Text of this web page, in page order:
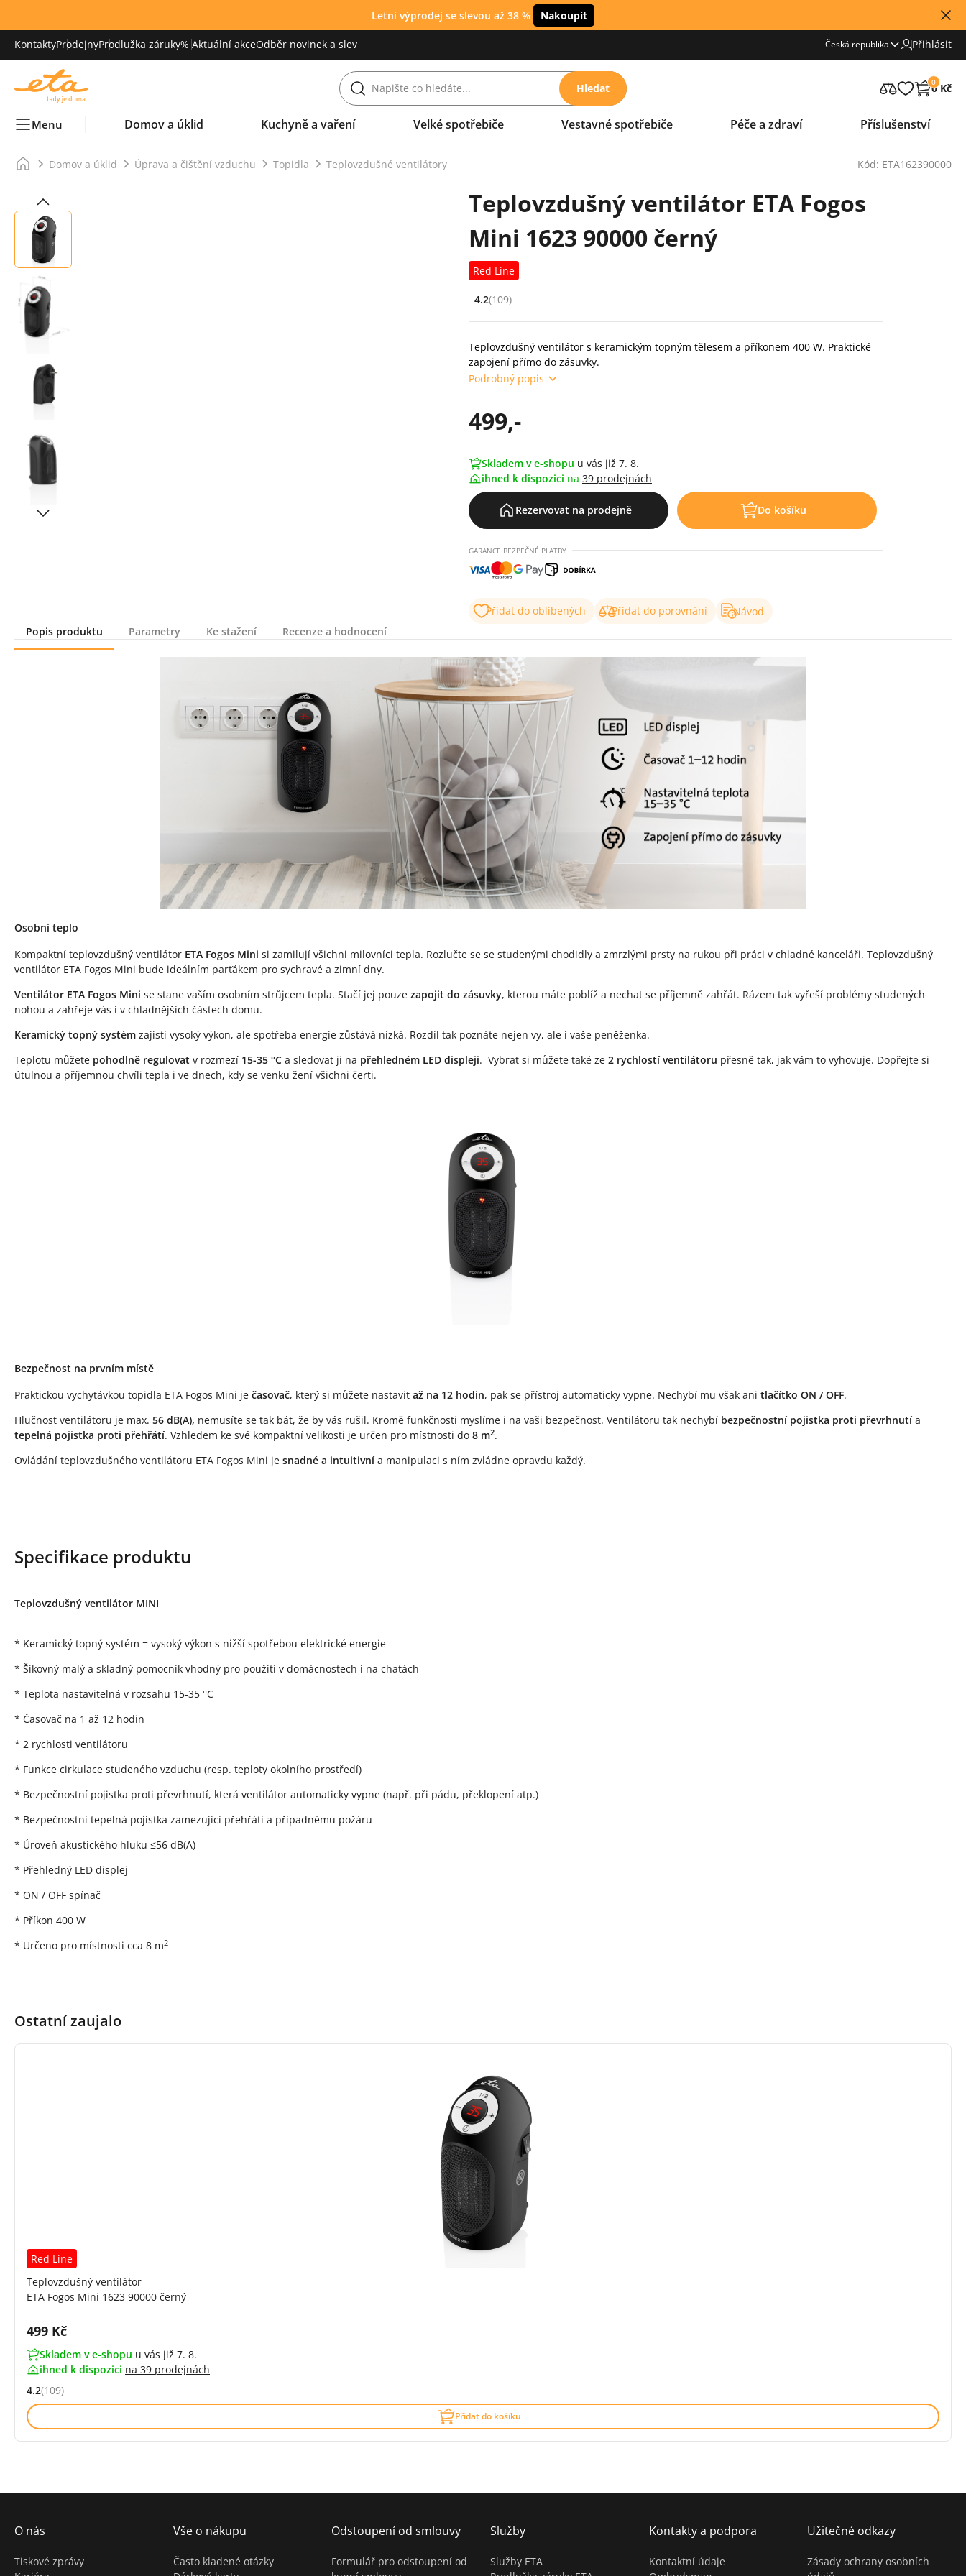
Letní výprodej se slevou až 38 % Nakoupit
KontaktyProdejnyProdlužka záruky% Aktuální akceOdběr novinek a slev Česká republika Přihlásit
Hledat 0
0 Kč
Menu Domov a úklid Kuchyně a vaření Velké spotřebiče Vestavné spotřebiče Péče a zdraví Příslušenství
Domov a úklid Úprava a čištění vzduchu Topidla Teplovzdušné ventilátory Kód: ETA162390000
Teplovzdušný ventilátor ETA Fogos
Mini 1623 90000 černý
Red Line
Hodnocení: 4.2 z 5 (109 recenzí)
4.2(109)
Teplovzdušný ventilátor s keramickým topným tělesem a příkonem 400 W. Praktické
zapojení přímo do zásuvky.
Podrobný popis
499,-
Skladem v e-shopu u vás již 7. 8.
ihned k dispozici na 39 prodejnách
Rezervovat na prodejně Do košíku
GARANCE BEZPEČNÉ PLATBY
Přidat do oblíbených Přidat do porovnání
Návod
Popis produktu
Parametry Ke stažení Recenze a hodnocení
Osobní teplo
Kompaktní teplovzdušný ventilátor ETA Fogos Mini si zamilují všichni milovníci tepla. Rozlučte se se studenými chodidly a zmrzlými prsty na rukou při práci v chladné kanceláři. Teplovzdušný
ventilátor ETA Fogos Mini bude ideálním parťákem pro sychravé a zimní dny.
Ventilátor ETA Fogos Mini se stane vaším osobním strůjcem tepla. Stačí jej pouze zapojit do zásuvky, kterou máte poblíž a nechat se příjemně zahřát. Rázem tak vyřeší problémy studených
nohou a zahřeje vás i v chladnějších částech domu.
Keramický topný systém zajistí vysoký výkon, ale spotřeba energie zůstává nízká. Rozdíl tak poznáte nejen vy, ale i vaše peněženka.
Teplotu můžete pohodlně regulovat v rozmezí 15-35 °C a sledovat ji na přehledném LED displeji. Vybrat si můžete také ze 2 rychlostí ventilátoru přesně tak, jak vám to vyhovuje. Dopřejte si
útulnou a příjemnou chvíli tepla i ve dnech, kdy se venku žení všichni čerti.
Bezpečnost na prvním místě
Praktickou vychytávkou topidla ETA Fogos Mini je časovač, který si můžete nastavit až na 12 hodin, pak se přístroj automaticky vypne. Nechybí mu však ani tlačítko ON / OFF.
Hlučnost ventilátoru je max. 56 dB(A), nemusíte se tak bát, že by vás rušil. Kromě funkčnosti myslíme i na vaši bezpečnost. Ventilátoru tak nechybí bezpečnostní pojistka proti převrhnutí a
tepelná pojistka proti přehřátí. Vzhledem ke své kompaktní velikosti je určen pro místnosti do 8 m2.
Ovládání teplovzdušného ventilátoru ETA Fogos Mini je snadné a intuitivní a manipulaci s ním zvládne opravdu každý.
Specifikace produktu
Teplovzdušný ventilátor MINI
* Keramický topný systém = vysoký výkon s nižší spotřebou elektrické energie
* Šikovný malý a skladný pomocník vhodný pro použití v domácnostech i na chatách
* Teplota nastavitelná v rozsahu 15-35 °C
* Časovač na 1 až 12 hodin
* 2 rychlosti ventilátoru
* Funkce cirkulace studeného vzduchu (resp. teploty okolního prostředí)
* Bezpečnostní pojistka proti převrhnutí, která ventilátor automaticky vypne (např. při pádu, překlopení atp.)
* Bezpečnostní tepelná pojistka zamezující přehřátí a případnému požáru
* Úroveň akustického hluku ≤56 dB(A)
* Přehledný LED displej
* ON / OFF spínač
* Příkon 400 W
* Určeno pro místnosti cca 8 m2
Ostatní zaujalo
Red Line
Teplovzdušný ventilátor
ETA Fogos Mini 1623 90000 černý
Cena s DPH:
499 Kč
Skladem v e-shopu u vás již 7. 8.
ihned k dispozici na 39 prodejnách
Hodnocení: 4.2 z 5 (109 recenzí)
4.2(109)
Přidat do košíku
O nás
Tiskové zprávy
Vše o nákupu
Často kladené otázky
Odstoupení od smlouvy
Formulář pro odstoupení od
Služby
Služby ETA
Kontakty a podpora
Kontaktní údaje
Užitečné odkazy
Zásady ochrany osobních